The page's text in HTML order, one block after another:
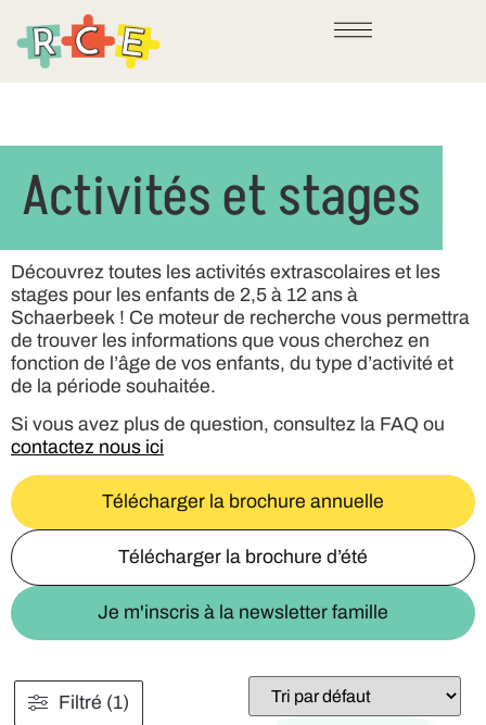
Activités et stages
Découvrez toutes les activités extrascolaires et les
stages pour les enfants de 2,5 à 12 ans à
Schaerbeek ! Ce moteur de recherche vous permettra
de trouver les informations que vous cherchez en
fonction de l’âge de vos enfants, du type d’activité et
de la période souhaitée.
Si vous avez plus de question, consultez la FAQ ou
contactez nous ici
Télécharger la brochure annuelle
Télécharger la brochure d’été
Je m'inscris à la newsletter famille
Filtré (1)